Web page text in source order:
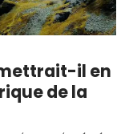
il en
de la